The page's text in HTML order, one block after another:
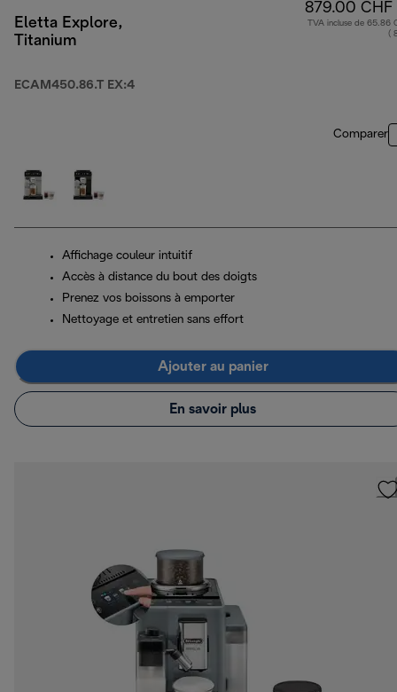
Eletta Explore,
Titanium
ECAM450.86.T EX:4
879.00 CHF
TVA incluse de 65.86
(
Comparer
Affichage couleur intuitif
Accès à distance du bout des doigts
Prenez vos boissons à emporter
Nettoyage et entretien sans effort
Ajouter au panier
En savoir plus